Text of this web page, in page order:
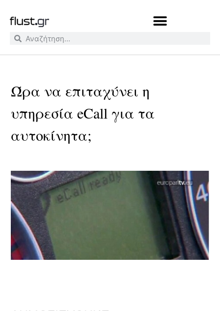
Ώρα να επιταχύνει η
υπηρεσία eCall για τα
αυτοκίνητα;